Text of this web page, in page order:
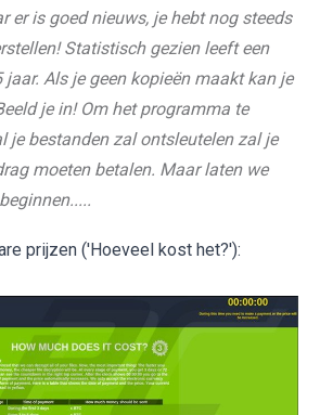
er is goed nieuws, je hebt nog steeds
Statistisch gezien leeft een
Als je geen kopieën maakt kan je
je in! Om het programma te
je bestanden zal ontsleutelen zal je
moeten betalen. Maar laten we
prijzen ('Hoeveel kost het?'):